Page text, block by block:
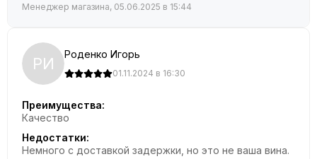
Менеджер магазина, 05.06.2025 в 15:44
РИ Роденко Игорь
01.11.2024 в 16:30
Преимущества:
Качество
Недостатки:
Немного с доставкой задержки, но это не ваша вина.